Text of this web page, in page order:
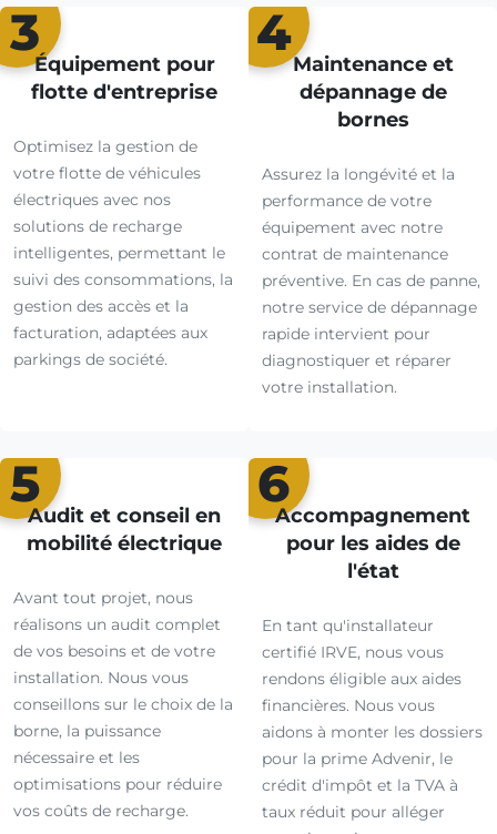
3
Équipement pour
flotte d'entreprise
Optimisez la gestion de
votre flotte de véhicules
électriques avec nos
solutions de recharge
intelligentes, permettant le
suivi des consommations, la
gestion des accès et la
facturation, adaptées aux
parkings de société.
4
Maintenance et
dépannage de
bornes
Assurez la longévité et la
performance de votre
équipement avec notre
contrat de maintenance
préventive. En cas de panne,
notre service de dépannage
rapide intervient pour
diagnostiquer et réparer
votre installation.
5
Audit et conseil en
mobilité électrique
Avant tout projet, nous
réalisons un audit complet
de vos besoins et de votre
installation. Nous vous
conseillons sur le choix de la
borne, la puissance
nécessaire et les
optimisations pour réduire
vos coûts de recharge.
6
Accompagnement
pour les aides de
l'état
En tant qu'installateur
certifié IRVE, nous vous
rendons éligible aux aides
financières. Nous vous
aidons à monter les dossiers
pour la prime Advenir, le
crédit d'impôt et la TVA à
taux réduit pour alléger